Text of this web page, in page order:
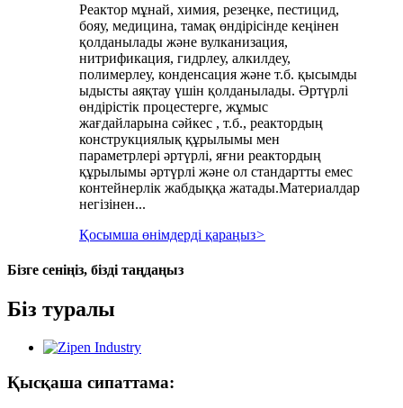
Реактор мұнай, химия, резеңке, пестицид,
бояу, медицина, тамақ өндірісінде кеңінен
қолданылады және вулканизация,
нитрификация, гидрлеу, алкилдеу,
полимерлеу, конденсация және т.б. қысымды
ыдысты аяқтау үшін қолданылады. Әртүрлі
өндірістік процестерге, жұмыс
жағдайларына сәйкес , т.б., реактордың
конструкциялық құрылымы мен
параметрлері әртүрлі, яғни реактордың
құрылымы әртүрлі және ол стандартты емес
контейнерлік жабдыққа жатады.Материалдар
негізінен...
Қосымша өнімдерді қараңыз>
Бізге сеніңіз, бізді таңдаңыз
Біз туралы
Қысқаша сипаттама: